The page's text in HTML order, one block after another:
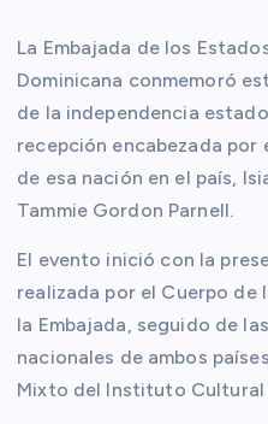
La Embajada de los
Dominicana conmemoró
de la independencia
recepción encabezada por
de esa nación en el país,
Tammie Gordon Parnell.
El evento inició con la
realizada por el Cuerpo de
la Embajada, seguido de
nacionales de ambos
Mixto del Instituto Cultural